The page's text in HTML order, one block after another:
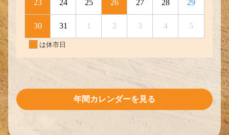
年間カレンダーを見る